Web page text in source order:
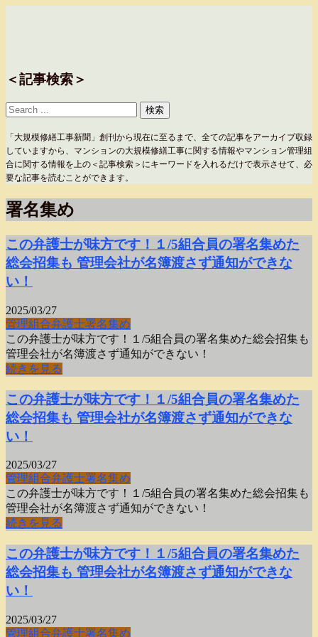
＜記事検索＞
「大規模修繕工事新聞」創刊から現在に至るまで、全ての記事をアーカイブ収録
していますから、マンションの大規模修繕工事に関する情報やマンション管理組
合に関する情報を上の＜記事検索＞にキーワードを入れるだけで表示させて、必
要な記事を読むことができます。
署名集め
この弁護士が味方です！１/5組合員の署名集めた
総会招集も 管理会社が名簿渡さず通知ができな
い！
2025/03/27
管理組合弁護士署名集め
この弁護士が味方です！１/5組合員の署名集めた総会招集も
管理会社が名簿渡さず通知ができない！
続きを見る
この弁護士が味方です！１/5組合員の署名集めた
総会招集も 管理会社が名簿渡さず通知ができな
い！
2025/03/27
管理組合弁護士署名集め
この弁護士が味方です！１/5組合員の署名集めた総会招集も
管理会社が名簿渡さず通知ができない！
続きを見る
この弁護士が味方です！１/5組合員の署名集めた
総会招集も 管理会社が名簿渡さず通知ができな
い！
2025/03/27
管理組合弁護士署名集め